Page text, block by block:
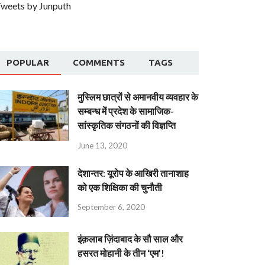
by Junputh
POPULAR COMMENTS TAGS
मुस्लिम छात्रों से अमानवीय व्यवहार के
सम्बन्ध में प्रदेश के सामाजिक-
सांस्कृतिक संगठनों की विज्ञप्ति
June 13, 2020
देशान्‍तर: यूरोप के आखिरी तानाशाह
को एक शिक्षिका की चुनौती
September 6, 2020
इंक़लाब ज़िंदाबाद के सौ साल और
हसरत मोहानी के तीन ‘एम’!